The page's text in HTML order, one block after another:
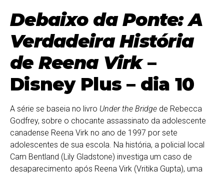
Debaixo da Ponte: A
Verdadeira História
de Reena Virk–
Disney Plus – dia 10
A série se baseia no livro Under the Bridge de Rebecca
Godfrey, sobre o chocante assassinato da adolescente
canadense Reena Virk no ano de 1997 por sete
adolescentes de sua escola. Na história, a policial local
Cam Bentland (Lily Gladstone) investiga um caso de
desaparecimento após Reena Virk (Vritika Gupta), uma